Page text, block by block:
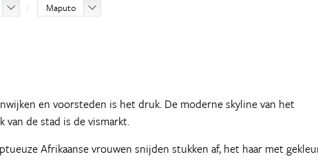
Maputo
en voorsteden is het druk. De moderne skyline van het
van de stad is de vismarkt.
Afrikaanse vrouwen snijden stukken af, het haar met